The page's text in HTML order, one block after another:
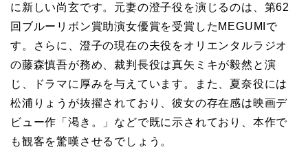
に新しい尚玄です。元妻の澄子役を演じるのは、第62
回ブルーリボン賞助演女優賞を受賞したMEGUMIで
す。さらに、澄子の現在の夫役をオリエンタルラジオ
の藤森慎吾が務め、裁判長役は真矢ミキが毅然と演
じ、ドラマに厚みを与えています。また、夏奈役には
松浦りょうが抜擢されており、彼女の存在感は映画デ
ビュー作「渇き。」などで既に示されており、本作で
も観客を驚嘆させるでしょう。